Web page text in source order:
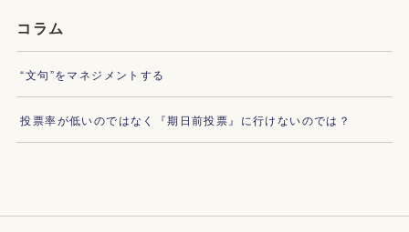
コラム
“文句”をマネジメントする
投票率が低いのではなく『期日前投票』に行けないのでは？